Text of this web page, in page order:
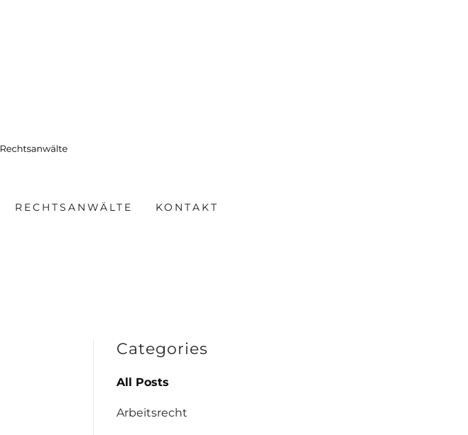
RECHTSANWÄLTE KONTAKT
Categories
All Posts
Arbeitsrecht